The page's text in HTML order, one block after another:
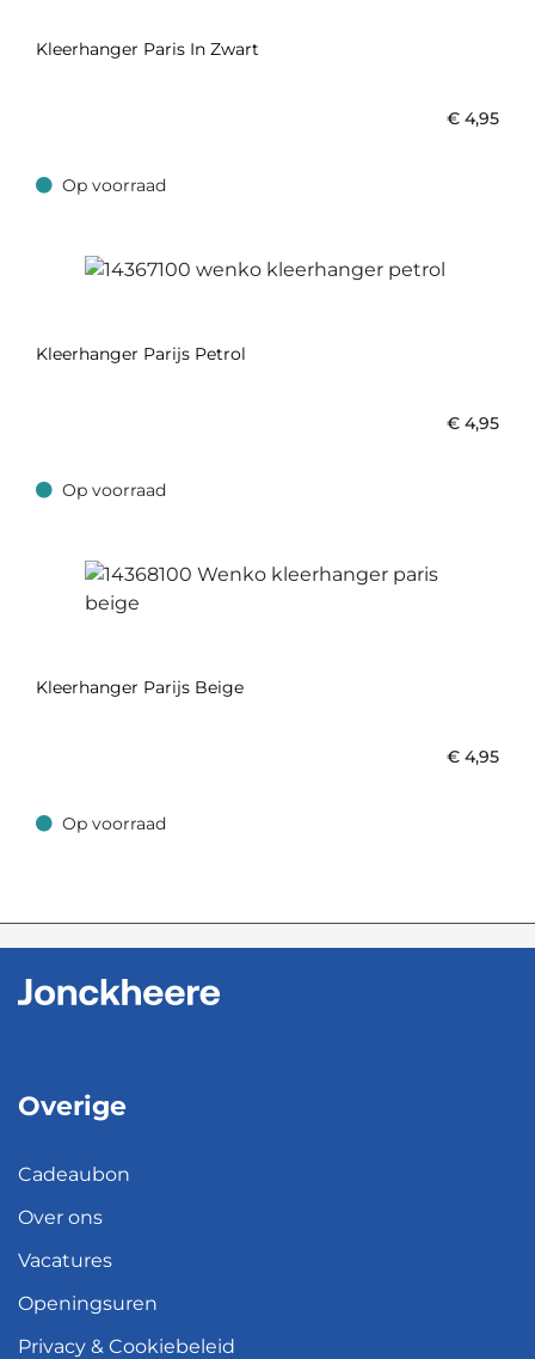
Kleerhanger Paris In Zwart
€ 4,95
Op voorraad
Op voorraad
Kleerhanger Parijs Petrol
€ 4,95
Op voorraad
Op voorraad
Kleerhanger Parijs Beige
€ 4,95
Op voorraad
Op voorraad
Overige
Cadeaubon
Over ons
Vacatures
Openingsuren
Privacy & Cookiebeleid